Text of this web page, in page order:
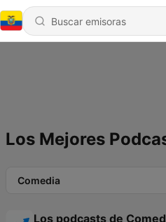
Los Mejores
Comedia
Los podcasts de